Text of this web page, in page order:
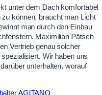
unter dem Dach komfortabel
zu können, braucht man Licht
man durch den Einbau
Maximilian Pätsch
Vertrieb genau solcher
spezialisiert. Wir haben uns
unterhalten, worauf